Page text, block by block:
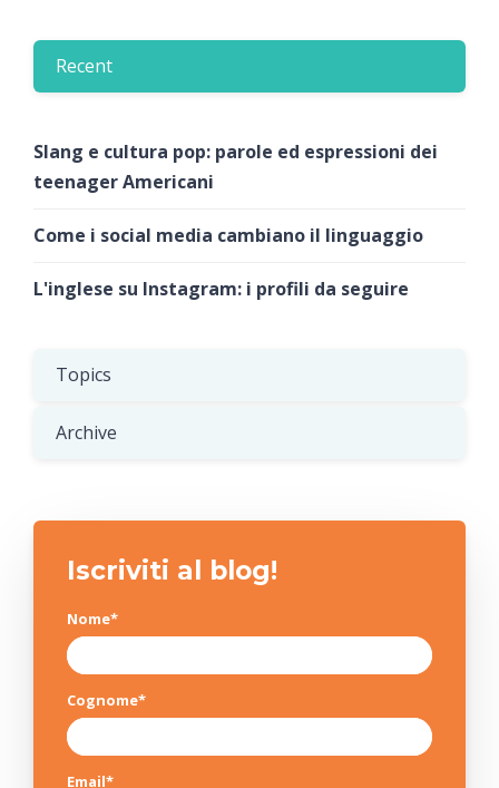
Recent
Slang e cultura pop: parole ed espressioni dei
teenager Americani
Come i social media cambiano il linguaggio
L'inglese su Instagram: i profili da seguire
Topics
Archive
Iscriviti al blog!
Nome*
Cognome*
Email*